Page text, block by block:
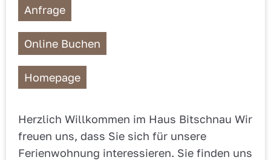
Anfrage
Online Buchen
Homepage
Herzlich Willkommen im Haus Bitschnau Wir
freuen uns, dass Sie sich für unsere
Ferienwohnung interessieren. Sie finden uns